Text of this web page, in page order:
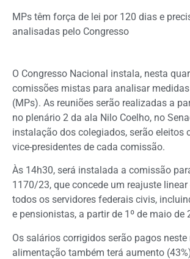
MPs têm força de lei por 120 dias e
analisadas pelo Congresso
O Congresso Nacional instala, nesta
comissões mistas para analisar
(MPs). As reuniões serão realizadas a
no plenário 2 da ala Nilo Coelho, no
instalação dos colegiados, serão eleitos
vice-presidentes de cada comissão.
Às 14h30, será instalada a comissão
1170/23, que concede um reajuste linear
todos os servidores federais civis,
e pensionistas, a partir de 1º de maio de
Os salários corrigidos serão pagos neste
alimentação também terá aumento